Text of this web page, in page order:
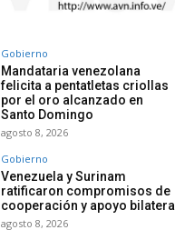
Gobierno
Mandataria venezolana
felicita a pentatletas criollas
por el oro alcanzado en
Santo Domingo
agosto 8, 2026
Gobierno
Venezuela y Surinam
ratificaron compromisos de
cooperación y apoyo bilateral
agosto 8, 2026